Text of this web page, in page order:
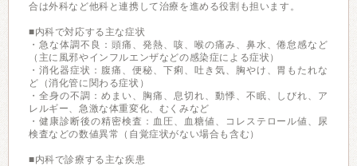
合は外科など他科と連携して治療を進める役割も担います。
■内科で対応する主な症状
・急な体調不良：頭痛、発熱、咳、喉の痛み、鼻水、倦怠感など
（主に風邪やインフルエンザなどの感染症による症状）
・消化器症状：腹痛、便秘、下痢、吐き気、胸やけ、胃もたれな
ど（消化管に関わる症状）
・全身の不調：めまい、胸痛、息切れ、動悸、不眠、しびれ、ア
レルギー、急激な体重変化、むくみなど
・健康診断後の精密検査：血圧、血糖値、コレステロール値、尿
検査などの数値異常（自覚症状がない場合も含む）
■内科で診療する主な疾患